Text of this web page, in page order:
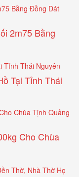
2m75 Bằng
Tại Tỉnh Thái
Cho Chùa